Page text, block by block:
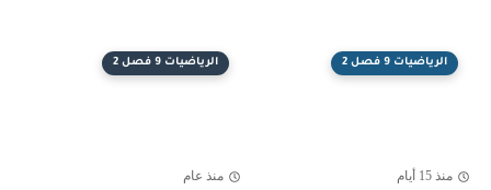
الرياضيات 9 فصل 2
منذ 15 أيام
الرياضيات 9 فصل 2
منذ عام